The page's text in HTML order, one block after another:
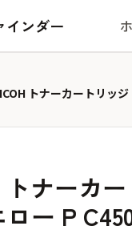
インダー
トナーカートリッ
トナーカ
ー P